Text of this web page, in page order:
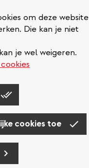
om deze website
Die kan je niet
je wel weigeren.
cookies toe